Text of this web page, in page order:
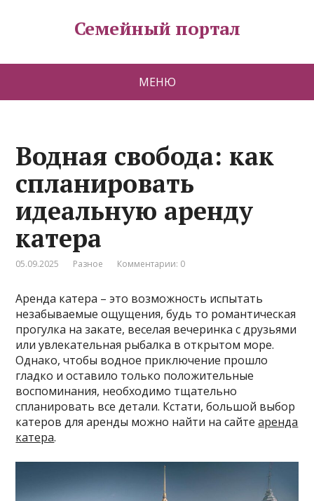
Семейный портал
МЕНЮ
Водная свобода: как
спланировать
идеальную аренду
катера
05.09.2025 Разное Комментарии: 0
Аренда катера – это возможность испытать
незабываемые ощущения, будь то романтическая
прогулка на закате, веселая вечеринка с друзьями
или увлекательная рыбалка в открытом море.
Однако, чтобы водное приключение прошло
гладко и оставило только положительные
воспоминания, необходимо тщательно
спланировать все детали. Кстати, большой выбор
катеров для аренды можно найти на сайтеаренда
катера.